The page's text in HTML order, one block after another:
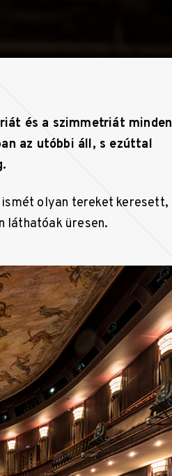
és a szimmetriát minden
az utóbbi áll, s ezúttal
olyan tereket keresett,
láthatóak üresen.